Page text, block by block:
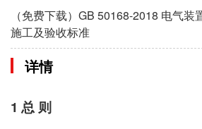
（免费下载）GB 50168-2018 电气
施工及验收标准
详情
1 总 则